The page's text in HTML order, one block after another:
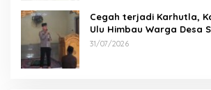
Cegah terjadi Karhutla,
Ulu Himbau Warga Desa
Sesuai Maklumat Kapolda
31/07/2026